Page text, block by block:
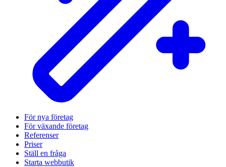
För nya företag
För växande företag
Referenser
Priser
Ställ en fråga
Starta webbutik